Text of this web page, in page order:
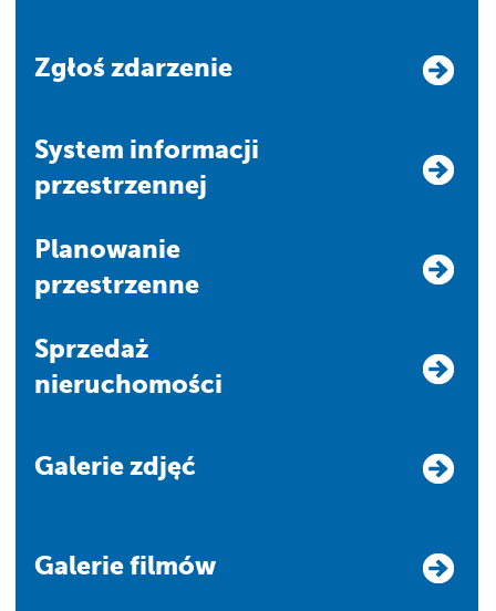
Zgłoś zdarzenie
system informacji
przestrzennej
Planowanie
przestrzenne
Sprzedaż
nieruchomości
Galerie zdjęć
Galerie filmów